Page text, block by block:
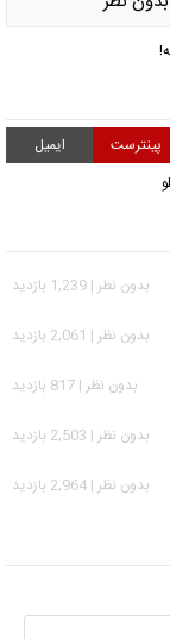
پینترست
ایمیل
بدون نظر | 1,239 بازدید
بدون نظر | 2,061 بازدید
بدون نظر | 817 بازدید
بدون نظر | 2,503 بازدید
بدون نظر | 2,964 بازدید